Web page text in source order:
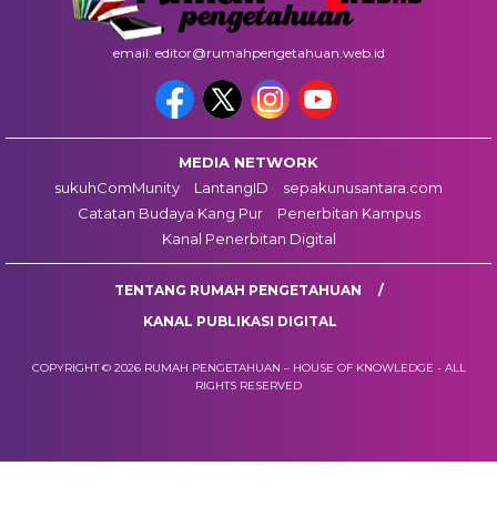
email: editor@rumahpengetahuan.web.id
MEDIA NETWORK
sukuhComMunity
LantangID
sepakunusantara.com
Catatan Budaya Kang Pur
Penerbitan Kampus
Kanal Penerbitan Digital
TENTANG RUMAH PENGETAHUAN
KANAL PUBLIKASI DIGITAL
COPYRIGHT © 2026 RUMAH PENGETAHUAN – HOUSE OF KNOWLEDGE - ALL
RIGHTS RESERVED